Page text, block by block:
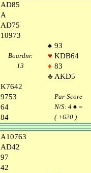
AD85
A
AD75
10973
♠ 93
Boardnr. ♥ KDB64
13 ♦ 83
♣ AKD5
K7642
9753
Par-Score
64 N/S: 4 ♠ =
84 ( +620 )
A10763
AD42
97
42